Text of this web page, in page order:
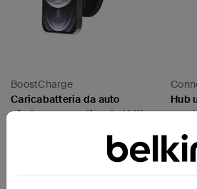
BoostCharge
Caricabatteria da auto
wireless magnetico da 10 W
Hub
per
Price: